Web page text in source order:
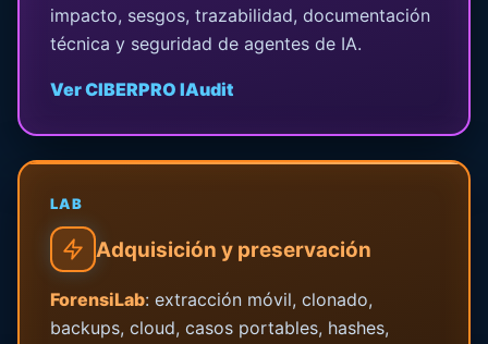
impacto, sesgos, trazabilidad, documentación
técnica y seguridad de agentes de IA.
Ver CIBERPRO IAudit
LAB
Adquisición y preservación
ForensiLab: extracción móvil, clonado,
backups, cloud, casos portables, hashes,